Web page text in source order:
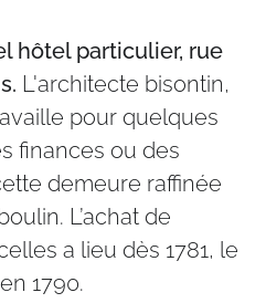
hôtel particulier,​ rue
L'architecte bisontin,
pour quelques
finances ou des
demeure raffinée
L’achat de
a lieu dès 1781, le
1790.